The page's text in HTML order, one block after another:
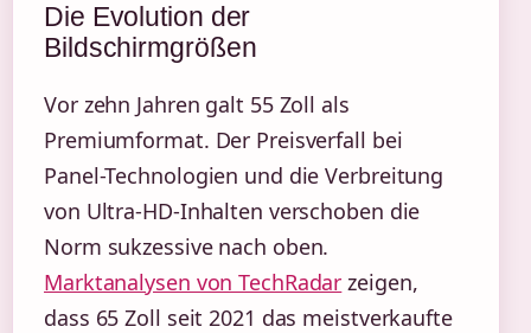
Die Evolution der
Bildschirmgrößen
Vor zehn Jahren galt 55 Zoll als
Premiumformat. Der Preisverfall bei
Panel-Technologien und die Verbreitung
von Ultra-HD-Inhalten verschoben die
Norm sukzessive nach oben.
Marktanalysen von TechRadar zeigen,
dass 65 Zoll seit 2021 das meistverkaufte